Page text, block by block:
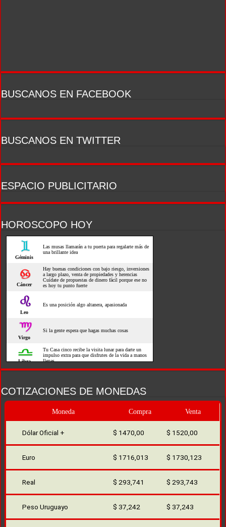
BUSCANOS EN FACEBOOK
BUSCANOS EN TWITTER
ESPACIO PUBLICITARIO
HOROSCOPO HOY
COTIZACIONES DE MONEDAS
Moneda Compra Venta
Dólar Oficial + $ 1470,00 $ 1520,00
Euro $ 1716,013 $ 1730,123
Real $ 293,741 $ 293,743
Peso Uruguayo $ 37,242 $ 37,243